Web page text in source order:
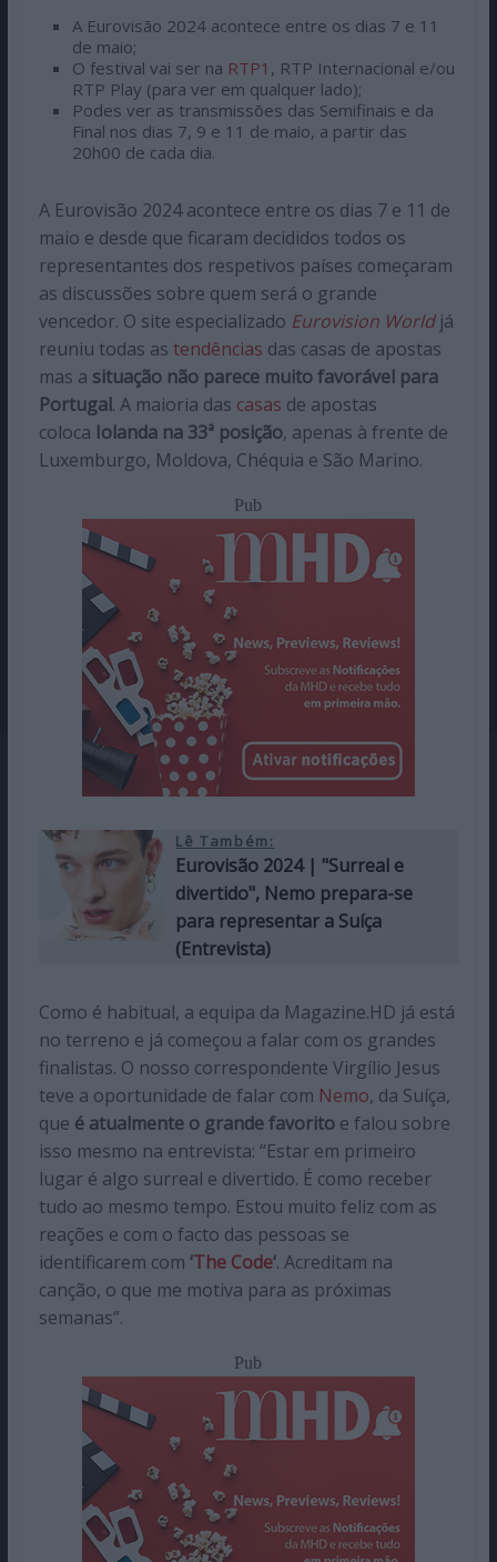
A Eurovisão 2024 acontece entre os dias 7 e 11
de maio;
O festival vai ser na RTP1 , RTP Internacional e/ou
RTP Play (para ver em qualquer lado);
Podes ver as transmissões das Semifinais e da
Final nos dias 7, 9 e 11 de maio, a partir das
20h00 de cada dia.
A Eurovisão 2024 acontece entre os dias 7 e 11 de
maio e desde que ficaram decididos todos os
representantes dos respetivos países começaram
as discussões sobre quem será o grande
vencedor. O site especializado Eurovision Worldjá
reuniu todas as tendências das casas de apostas
mas a situação não parece muito favorável para
Portugal. A maioria das casas de apostas
coloca Iolanda na 33ª posição, apenas à frente de
Luxemburgo, Moldova, Chéquia e São Marino.
Pub
Lê Também:
Eurovisão 2024 | "Surreal e
divertido", Nemo prepara-se
para representar a Suíça
(Entrevista)
Como é habitual, a equipa da Magazine.HD já está
no terreno e já começou a falar com os grandes
finalistas. O nosso correspondente Virgílio Jesus
teve a oportunidade de falar com Nemo, da Suíça,
que é atualmente o grande favoritoe falou sobre
isso mesmo na entrevista: “Estar em primeiro
lugar é algo surreal e divertido. É como receber
tudo ao mesmo tempo. Estou muito feliz com as
reações e com o facto das pessoas se
identificarem com ‘The Code‘. Acreditam na
canção, o que me motiva para as próximas
semanas”.
Pub